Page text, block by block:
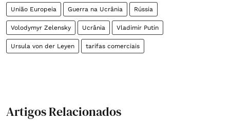
União Europeia Guerra na Ucrânia Rússia
Volodymyr Zelensky Ucrânia Vladimir Putin
Ursula von der Leyen tarifas comerciais
Artigos Relacionados